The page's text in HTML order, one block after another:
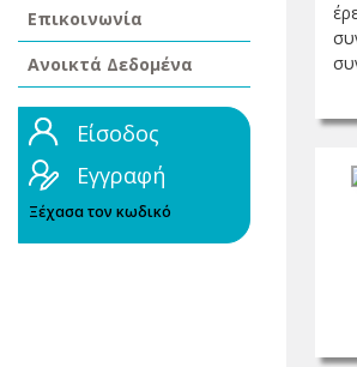
Επικοινωνία
Ανοικτά Δεδομένα
Είσοδος
Εγγραφή
Ξέχασα τον κωδικό